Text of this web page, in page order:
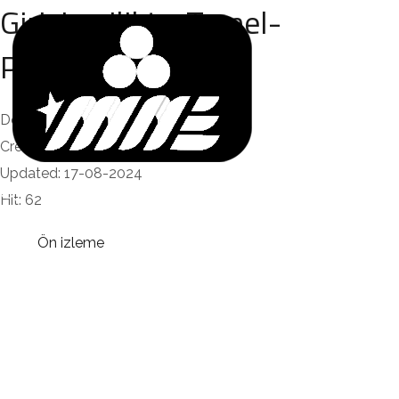
Girişimcilikte-Temel-
Prensipler
Dosya boyutu: 2.51 MB
Created: 17-08-2024
Updated: 17-08-2024
Hit: 62
Ön izleme